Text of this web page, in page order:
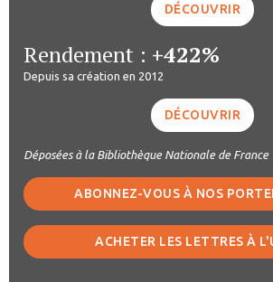
DÉCOUVRIR
Rendement : +422%
Depuis sa création en 2012
DÉCOUVRIR
Déposées à la Bibliothèque Nationale de France
ABONNEZ-VOUS À NOS
ACHETER LES LETTRES À